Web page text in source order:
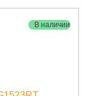
В наличии